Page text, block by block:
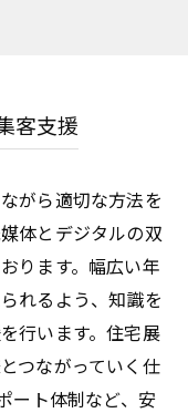
客支援
がら適切な方法を
体とデジタルの双
ります。幅広い年
れるよう、知識を
行います。住宅展
つながっていく仕
ート体制など、安